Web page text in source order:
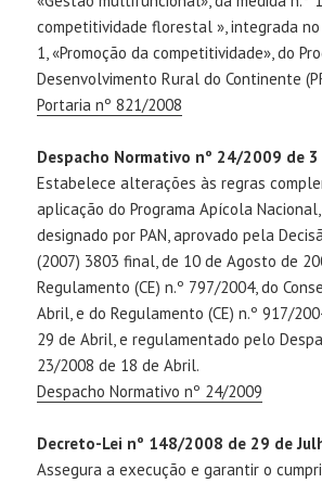
competitividade florestal », integrada no
1, «Promoção da competitividade», do
Desenvolvimento Rural do Continente
Portaria nº 821/2008
Despacho Normativo nº 24/2009 de 3
Estabelece alterações às regras
aplicação do Programa Apícola
designado por PAN, aprovado pela
(2007) 3803 final, de 10 de Agosto de
Regulamento (CE) n.º 797/2004, do
Abril, e do Regulamento (CE) n.º 917/
29 de Abril, e regulamentado pelo
23/2008 de 18 de Abril.
Despacho Normativo nº 24/2009
Decreto-Lei nº 148/2008 de 29 de
Assegura a execução e garantir o